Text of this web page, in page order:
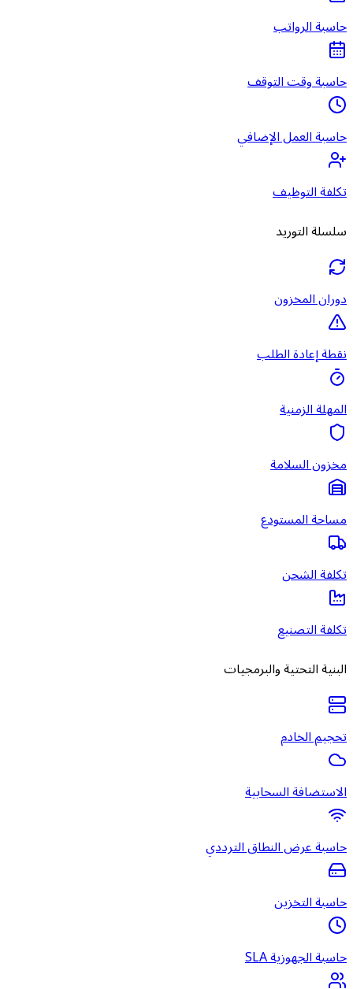
حاسبة الرواتب
حاسبة وقت التوقف
حاسبة العمل الإضافي
تكلفة التوظيف
سلسلة التوريد
دوران المخزون
نقطة إعادة الطلب
المهلة الزمنية
مخزون السلامة
مساحة المستودع
تكلفة الشحن
تكلفة التصنيع
البنية التحتية والبرمجيات
تحجيم الخادم
الاستضافة السحابية
حاسبة عرض النطاق الترددي
حاسبة التخزين
حاسبة الجهوزية SLA